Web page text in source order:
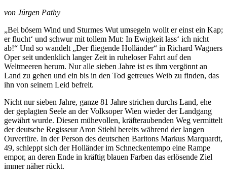
von Jürgen Pathy
„Bei bösem Wind und Sturmes Wut umsegeln wollt er einst ein Kap;
er flucht‘ und schwur mit tollem Mut: In Ewigkeit lass‘ ich nicht
ab!“ Und so wandelt „Der fliegende Holländer“ in Richard Wagners
Oper seit undenklich langer Zeit in ruheloser Fahrt auf den
Weltmeeren herum. Nur alle sieben Jahre ist es ihm vergönnt an
Land zu gehen und ein bis in den Tod getreues Weib zu finden, das
ihn von seinem Leid befreit.
Nicht nur sieben Jahre, ganze 81 Jahre strichen durchs Land, ehe
der geplagten Seele an der Volksoper Wien wieder der Landgang
gewährt wurde. Diesen mühevollen, kräfteraubenden Weg vermittelt
der deutsche Regisseur Aron Stiehl bereits während der langen
Ouvertüre. In der Person des deutschen Baritons Markus Marquardt,
49, schleppt sich der Holländer im Schneckentempo eine Rampe
empor, an deren Ende in kräftig blauen Farben das erlösende Ziel
immer näher rückt.